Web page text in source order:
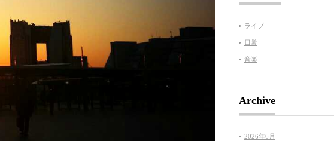
ライブ
日常
音楽
Archive
2026年6月